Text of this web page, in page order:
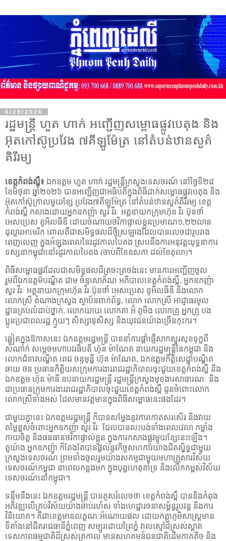
6/29/2026
រដ្ឋមន្ត្រី ហួត ហាក់ អញ្ជើញសម្ពោធផ្លូវបេតុង និង
អ៊ុតកៅស៊ូប្រវែង ៧គីឡូម៉ែត្រ នៅតំបន់ឋានសួគ៌
គិរីរម្យ
ខេត្តកំពង់ស្ពឺ៖ ឯកឧត្តម ហួត ហាក់ រដ្ឋមន្ត្រីក្រសួងទេសចរណ៍ នៅថ្ងៃទី២៨
ខែមិថុនា ឆ្នាំ២០២៦ បានអញ្ជើញជាអធិបតីក្នុងពិធីដាក់សម្ពោធផ្លូវបេតុង និង
អ៊ុតកៅស៊ូក្រាលមួយខ្សែ ប្រវែង៧គីឡូម៉ែត្រ នៅតំបន់ឋានសួគ៌គិរីរម្យ ខេត្ត
កំពង់ស្ពឺ កសាងដោយអ្នកឧកញ៉ា សួរ វីរៈ អគ្គនាយកក្រុមហ៊ុន វិរៈប៊ុនថាំ
អេសប្រេស ខូអិលធីឌី ដោយចំណាយថវិកាផ្ទាល់ខ្លួនប្រមាណ១,២២លាន
ដុល្លារអាមេរិក ពោលគឺជាសមិទ្ធផលដ៏ថ្មីស្រឡាងដែលបានលេចជារូបរាង
ពេញលេញ ក្នុងអំឡុងពេលនៃរដូវកាលបៃតង ស្របនឹងការអនុវត្តយុទ្ធនាការ
ទស្សនាកម្ពុជានៅរដូវកាលបៃតង (ចាប់ពីខែឧសភា ដល់ខែតុលា)។
ពិធីសម្ពោធផ្លូវដែលជាសមិទ្ធផលដ៏ត្រចះត្រចង់នេះ មានការអញ្ជើញចូល
រួមពីឯកឧត្តមបណ្ឌិត ជាម ច័ន្ទសោភ័ណ អភិបាលខេត្តកំពង់ស្ពឺ, អ្នកឧកញ៉ា
សួរ វីរៈ អគ្គនាយកក្រុមហ៊ុន វិរៈប៊ុនថាំ អេសប្រេស ខូអិលធីឌី និងលោក
លោកស្រី តំណាងក្រសួង ស្ថាប័នពាក់ព័ន្ធ, លោក លោកស្រី អាជ្ញាធរមូល
ដ្ឋានគ្រប់លំដាប់ថ្នាក់, លោកយាយ លោកតា អ៊ំ ពូមីង លោកគ្រូ អ្នកគ្រូ បង
ប្អូនប្រជាពលរដ្ឋ ក្មួយៗ សិស្សានុសិស្ស និងយុវជនយ៉ាងច្រើនកុះករ។
ឆ្លៀតក្នុងឱកាសនេះ ឯកឧត្តមរដ្ឋមន្ត្រី បាននាំការផ្ដាំផ្ញើសាកសួរសុខទុក្ខពី
សំណាក់ សម្ដេចមហាបវរធិបតី ហ៊ុន ម៉ាណែត នាយករដ្ឋមន្ត្រីនៃកម្ពុជា និង
លោកជំទាវបណ្ឌិត ពេជ ចន្ទមុន្នី ហ៊ុន ម៉ាណែត, ឯកឧត្តមកិត្តិសេដ្ឋាបណ្ឌិត
ឆាយ ថន ប្រធានកិត្តិយសក្រុមការងាររាជរដ្ឋាភិបាលចុះជួយខេត្តកំពង់ស្ពឺ និង
ឯកឧត្តម ហ៊ុន ម៉ានី ឧបនាយករដ្ឋមន្ត្រី រដ្ឋមន្ត្រីក្រសួងមុខងារសាធារណៈ និង
ជាប្រធានក្រុមការងាររាជរដ្ឋាភិបាលចុះជួយខេត្តកំពង់ស្ពឺ ជូនចំពោះលោក
លោកស្រីទាំងអស់ ដែលមានវត្តមានក្នុងពិធីសម្ពោធនេះផងដែរ។
ជាមួយគ្នានេះ ឯកឧត្តមរដ្ឋមន្ត្រី ក៏បានសម្តែងនូវការកោតសរសើរ និងវាយ
តម្លៃខ្ពស់ចំពោះអ្នកឧកញ៉ា សួរ វីរៈ ដែលបានលះបង់ទាំងពេលវេលា កម្លាំង
កាយចិត្ត និងធនធានថវិកាផ្ទាល់ខ្លួន ក្នុងការកសាងផ្លូវមួយខ្សែនេះឡើង។
តួយ៉ាង អ្នកឧកញ៉ា ក៏តែងតែបានផ្តល់នូវកិច្ចសហការយ៉ាងជិតស្និទ្ធជាមួយ
ក្រសួងទេសចរណ៍ ព្រមទាំងចូលរួមយ៉ាងសកម្មជាមួយមហាគ្រួសារវិស័យ
ទេសចរណ៍កម្ពុជា នាពេលកន្លងមក ក្នុងបុព្វហេតុគាំទ្រ និងលើកកម្ពស់វិស័យ
ទេសចរណ៍នៅកម្ពុជា។
ទន្ទឹមនឹងនេះ ឯកឧត្តមរដ្ឋមន្ត្រី បានគូសរំលេចថា ខេត្តកំពង់ស្ពឺ បាននិងកំពុង
អភិវឌ្ឍលើគ្រប់វិស័យយ៉ាងឆាប់រហ័ស ទាំងហេដ្ឋារចនាសម្ព័ន្ធរូបវន្ត និងការ
វិនិយោគ។ គឺជាខេត្តមានលក្ខណៈអំណោយផល ដោយកត្តាភូមិសាស្ត្រមាន
ទីតាំងនៅជិតរាជធានីភ្នំពេញ សម្បូរដោយព្រៃភ្នំ វាលស្មៅដ៏ស្រស់ស្អាត
ទេសភាពធម្មជាតិដ៏ស្រស់ត្រកាល មានសហគមន៍ជនជាតិដើមភាគតិច និង